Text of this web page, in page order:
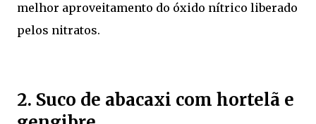
melhor aproveitamento do óxido nítrico liberado
pelos nitratos.
2. Suco de abacaxi com hortelã e